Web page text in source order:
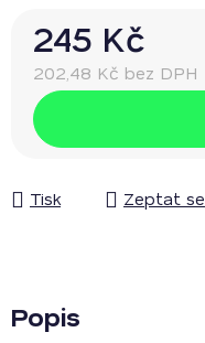
245 Kč
202,48 Kč bez DPH
Měrná cena:
Tisk Zeptat se
Popis